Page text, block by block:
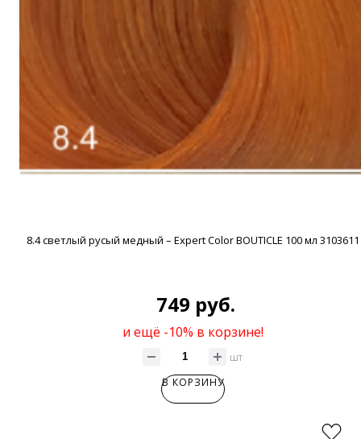
8.4 светлый русый медный – Expert Color BOUTICLE 100 мл 3103611
749 руб.
и ещё -10% в корзине!
шт
В КОРЗИНУ